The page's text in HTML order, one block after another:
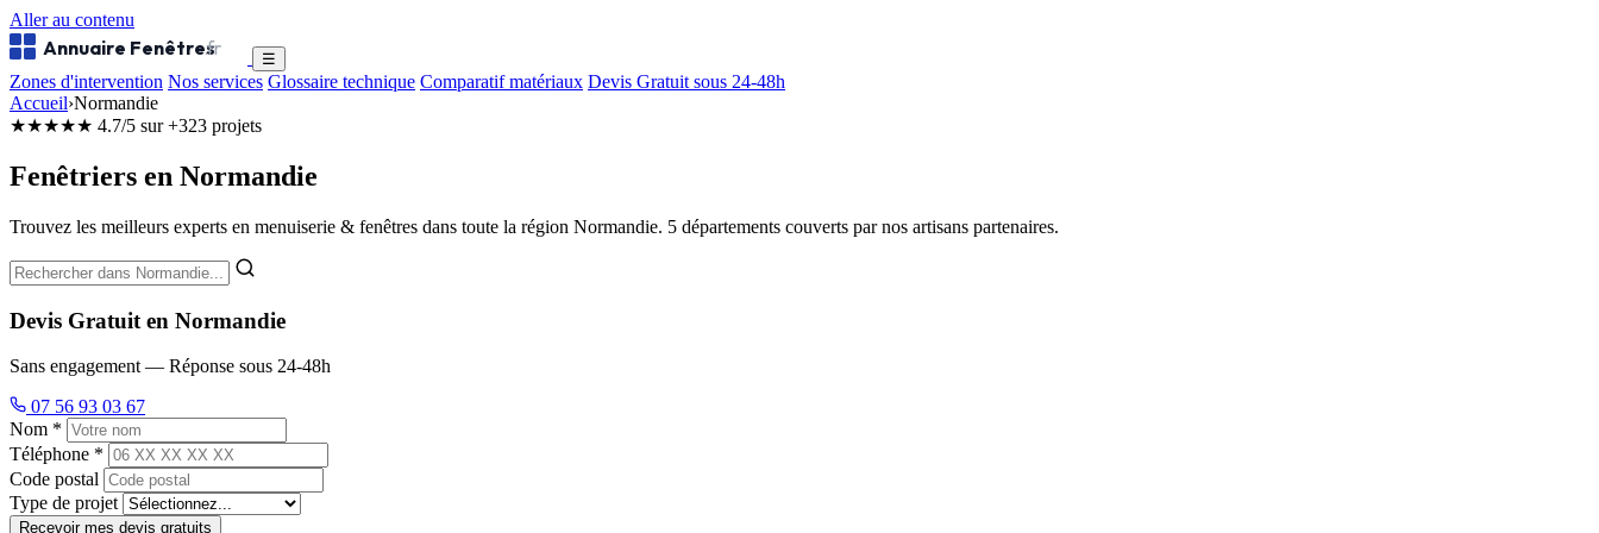
Aller au contenu
Annuaire Fenêtres
.fr ☰
Zones d'intervention Nos services Glossaire technique Comparatif matériaux Devis Gratuit sous 24-48h
Accueil›Normandie
★★★★★ 4.7/5 sur +323 projets
Fenêtriers en Normandie
Trouvez les meilleurs experts en menuiserie & fenêtres dans toute la région Normandie. 5 départements couverts par nos artisans partenaires.
Devis Gratuit en Normandie
Sans engagement — Réponse sous 24-48h
07 56 93 03 67
Nom *
Téléphone *
Code postal
Type de projet
Recevoir mes devis gratuits